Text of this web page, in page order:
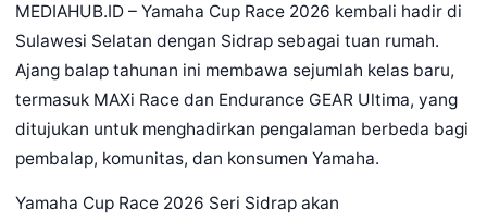
MEDIAHUB.ID – Yamaha Cup Race 2026 kembali hadir di
Sulawesi Selatan dengan Sidrap sebagai tuan rumah.
Ajang balap tahunan ini membawa sejumlah kelas baru,
termasuk MAXi Race dan Endurance GEAR Ultima, yang
ditujukan untuk menghadirkan pengalaman berbeda bagi
pembalap, komunitas, dan konsumen Yamaha.
Yamaha Cup Race 2026 Seri Sidrap akan